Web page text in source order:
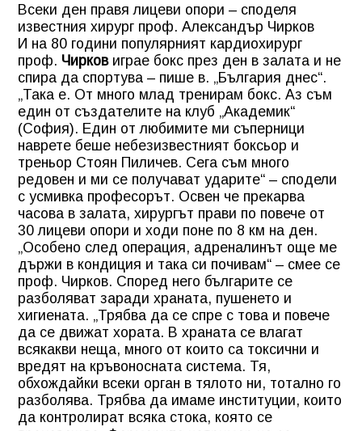
Всеки ден правя лицеви опори – споделя
известния хирург проф. Александър Чирков
И на 80 години популярният кардиохирург
проф. Чирковиграе бокс през ден в залата и не
спира да спортува – пише в. „България днес“.
„Така е. От много млад тренирам бокс. Аз съм
един от създателите на клуб „Академик“
(София). Един от любимите ми съперници
наврете беше небезизвестният боксьор и
треньор Стоян Пиличев. Сега съм много
редовен и ми се получават ударите“ – сподели
с усмивка професорът. Освен че прекарва
часова в залата, хирургът прави по повече от
30 лицеви опори и ходи поне по 8 км на ден.
„Особено след операция, адреналинът още ме
държи в кондиция и така си почивам“ – смее се
проф. Чирков. Според него българите се
разболяват заради храната, пушенето и
хигиената. „Трябва да се спре с това и повече
да се движат хората. В храната се влагат
всякакви неща, много от които са токсични и
вредят на кръвоносната система. Тя,
обхождайки всеки орган в тялото ни, тотално го
разболява. Трябва да имаме институции, които
да контролират всяка стока, която се